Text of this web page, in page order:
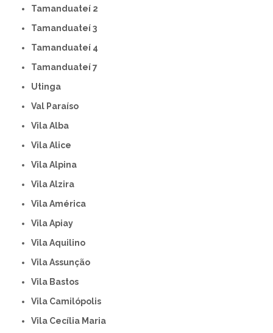
Tamanduateí 2
Tamanduateí 3
Tamanduateí 4
Tamanduateí 7
Utinga
Val Paraíso
Vila Alba
Vila Alice
Vila Alpina
Vila Alzira
Vila América
Vila Apiay
Vila Aquilino
Vila Assunção
Vila Bastos
Vila Camilópolis
Vila Cecília Maria